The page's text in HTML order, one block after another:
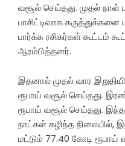
வசூல் செய்தது. முதல் நாள்
பாசிட்டிவாக
பார்க்க ரசிகர்கள் கூட்டம்
ஆரம்பித்தனர்.
இதனால் முதல் வார
ரூபாய் வசூல் செய்தது.
ரூபாய் வசூல் செய்தது.
நாட்கள் கழிந்த நிலையில்,
மட்டும் 77.40 கோடி ரூபாய்